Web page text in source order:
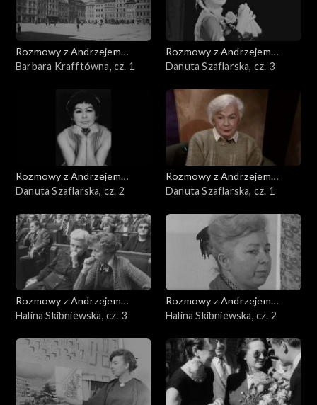
Rozmowy z Andrzejem
Doboszem
Barbara Krafftówna, cz. 1
Rozmowy z Andrzejem
Doboszem
Danuta Szaflarska, cz. 3
Rozmowy z Andrzejem
Doboszem
Danuta Szaflarska, cz. 2
Rozmowy z Andrzejem
Doboszem
Danuta Szaflarska, cz. 1
Rozmowy z Andrzejem
Doboszem
Halina Skibniewska, cz. 3
Rozmowy z Andrzejem
Doboszem
Halina Skibniewska, cz. 2